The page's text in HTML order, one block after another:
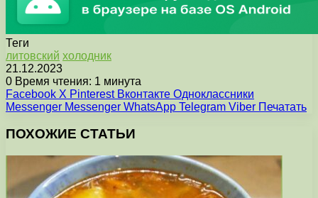
Теги
литовский холодник
21.12.2023
0 Время чтения: 1 минута
Facebook X Pinterest Вконтакте Одноклассники
Messenger Messenger WhatsApp Telegram Viber Печатать
ПОХОЖИЕ СТАТЬИ